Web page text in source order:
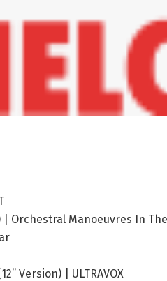
| Orchestral Manoeuvres In
Version) | ULTRAVOX